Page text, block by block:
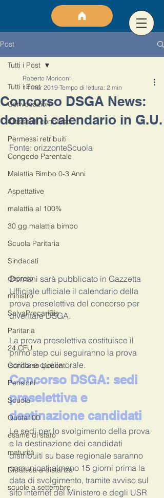
Post
Tutti i Post
Convocazioni
Classe di concorso
Permessi retribuiti
Congedo Parentale
Malattia Bimbo 0-3 Anni
Aspettative
malattia al 100%
30 gg malattia bimbo
Scuola Paritaria
Sindacati
decreto
ministro
SalvaPrecariBis
Paritaria
24 CFU
Concorso Docenti
Pensioni
Scuola
Quota100
esame di stato
maturità
Didattica a distanza
scuole a settembre
Tutti i Post
Concorso DSGA News:
domani calendario in G.U.
Roberto Moriconi
14 mar 2019 Tempo di lettura: 2 min
Fonte: orizzonteScuola
Domani sarà pubblicato in Gazzetta
Ufficiale ufficiale il calendario della
prova preselettiva del concorso per
diventare DSGA.
La prova preselettiva costituisce il
primo step cui seguiranno la prova
scritta e quella orale.
Concorso DSGA: sedi
preselettiva e
destinazione candidati
Le sedi per lo svolgimento della prova
e la destinazione dei candidati
distribuiti su base regionale saranno
comunicati almeno 15 giorni prima la
data di svolgimento, tramite avviso sul
sito internet del Ministero e degli USR